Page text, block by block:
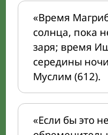
«Время
солнца, пока
заря; время
середины
Муслим (612).
«Если бы это